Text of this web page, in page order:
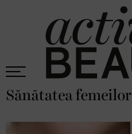
Sănătatea femeilor